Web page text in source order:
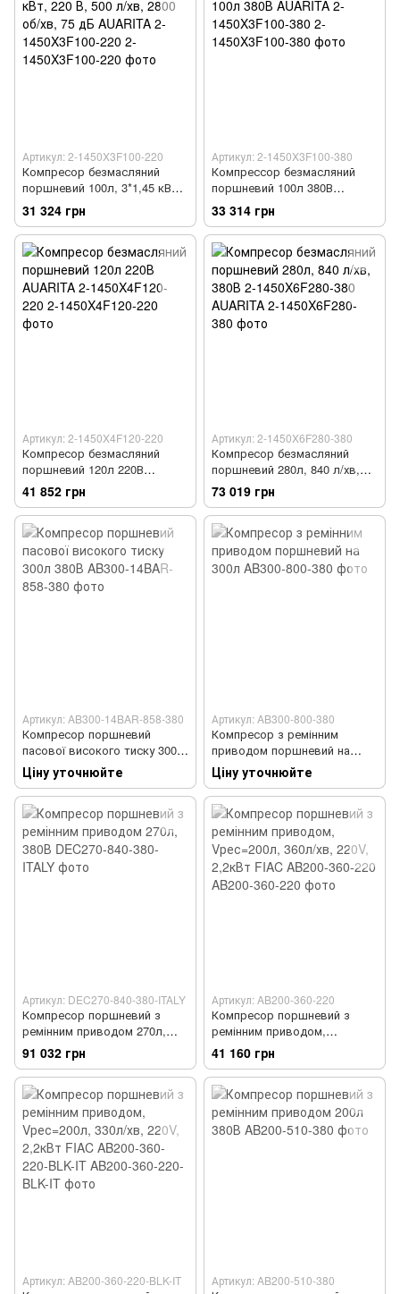
Артикул: 2-1450X3F100-220
Компресор безмасляний
поршневий 100л, 3*1,45 кВт,
220 В, 500 л/хв, 2800 об/хв,
75 дБ AUARITA 2-1450X3F100-
220
31 324 грн
Артикул: 2-1450X3F100-380
Компрессор безмасляний
поршневий 100л 380В
AUARITA 2-1450X3F100-380
33 314 грн
Артикул: 2-1450X4F120-220
Компресор безмасляний
поршневий 120л 220В
AUARITA 2-1450X4F120-220
41 852 грн
Артикул: 2-1450X6F280-380
Компресор безмасляний
поршневий 280л, 840 л/хв,
380В 2-1450X6F280-380
AUARITA
73 019 грн
Артикул: AB300-14BAR-858-380
Компресор поршневий
пасової високого тиску 300л
380В
Ціну уточнюйте
Артикул: AB300-800-380
Компресор з ремінним
приводом поршневий на
300л
Ціну уточнюйте
Артикул: DEC270-840-380-ITALY
Компресор поршневий з
ремінним приводом 270л,
380В
91 032 грн
Артикул: AB200-360-220
Компресор поршневий з
ремінним приводом,
Vрес=200л, 360л/хв, 220V,
2,2кВт FIAC AB200-360-220
41 160 грн
Артикул: AB200-360-220-BLK-IT Артикул: AB200-510-380